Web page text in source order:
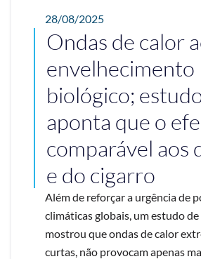
28/08/2025
Ondas de calor
envelhecimento
biológico;
aponta que o
comparável aos
e do cigarro
Além de reforçar a urgência de
climáticas globais, um estudo
mostrou que ondas de calor
curtas, não provocam apenas